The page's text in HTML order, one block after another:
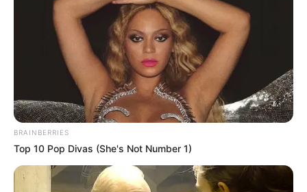
BRAINBERRIES
Top 10 Pop Divas (She's Not Number 1)